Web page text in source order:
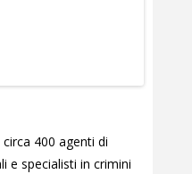
400 agenti di
e specialisti in crimini